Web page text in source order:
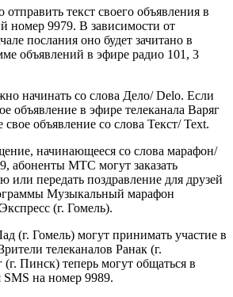
отправить текст своего объявления в
номер 9979. В зависимости от
послания оно будет зачитано в
объявлений в эфире радио 101, 3
начинать со слова Дело/ Delo. Если
объявление в эфире телеканала Варяг
объявление со слова Текст/ Text.
начинающееся со слова марафон/
абоненты МТС могут заказать
передать поздравление для друзей
Музыкальный марафон
(г. Гомель).
(г. Гомель) могут принимать участие в
телеканалов Ранак (г.
Пинск) теперь могут общаться в
SMS на номер 9989.